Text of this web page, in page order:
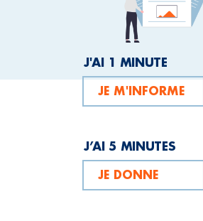
J'AI 1 MINUTE
JE M'INFORME
J’AI 5 MINUTES
JE DONNE